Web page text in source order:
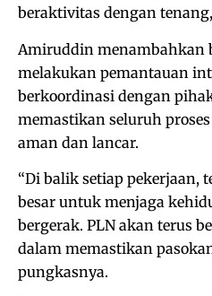
beraktivitas dengan
Amiruddin menambahkan
melakukan pemantauan
berkoordinasi dengan
memastikan seluruh
aman dan lancar.
“Di balik setiap pekerjaan,
besar untuk menjaga
bergerak. PLN akan terus
dalam memastikan
pungkasnya.